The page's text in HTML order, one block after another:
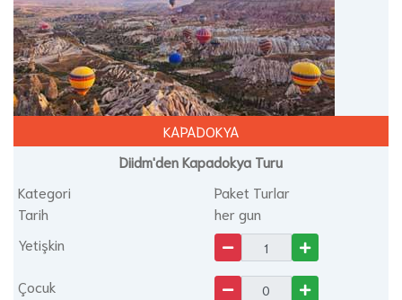
KAPADOKYA
Diidm'den Kapadokya Turu
Kategori
Paket Turlar
Tarih
her gun
Yetişkin
Çocuk